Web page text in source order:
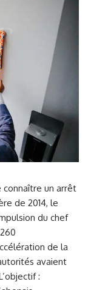
connaître un arrêt
de 2014, le
du chef
de la
avaient
: